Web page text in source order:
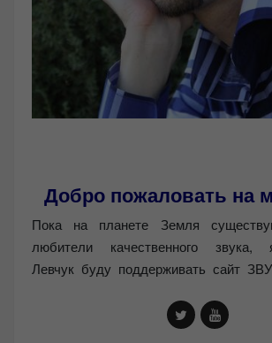
Добро пожаловать на
Пока на планете Земля
любители качественного звука,
Левчук буду поддерживать сайт